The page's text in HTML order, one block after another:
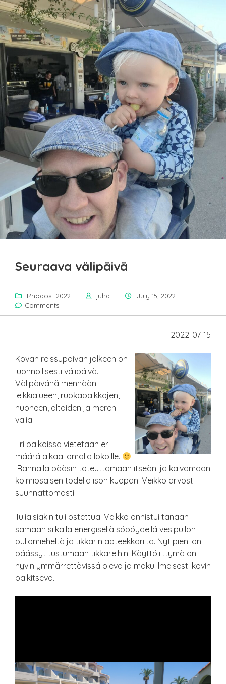
Seuraava välipäivä
Rhodos_2022 juha
July 15, 2022
Comments
2022-07-15
Kovan reissupäivän jälkeen on
luonnollisesti välipäivä.
Välipäivänä mennään
leikkialueen, ruokapaikkojen,
huoneen, altaiden ja meren
väliä.
Eri paikoissa vietetään eri
määrä aikaa lomalla lokoille.
Rannalla pääsin toteuttamaan itseäni ja kaivamaan
kolmiosaisen todella ison kuopan. Veikko arvosti
suunnattomasti.
Tuliaisiakin tuli ostettua. Veikko onnistui tänään
samaan silkalla energisellä söpöydellä vesipullon
pullomieheltä ja tikkarin apteekkarilta. Nyt pieni on
päässyt tustumaan tikkareihin. Käyttöliittymä on
hyvin ymmärrettävissä oleva ja maku ilmeisesti kovin
palkitseva.